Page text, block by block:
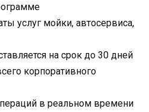
услуг мойки, автосервиса,
на срок до 30 дней
корпоративного
в реальном времени